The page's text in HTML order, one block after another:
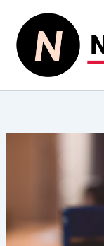
contenu